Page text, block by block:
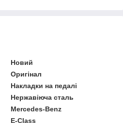
Новий
Оригінал
Накладки на педалі
Нержавіюча сталь
Mercedes-Benz
E-Class